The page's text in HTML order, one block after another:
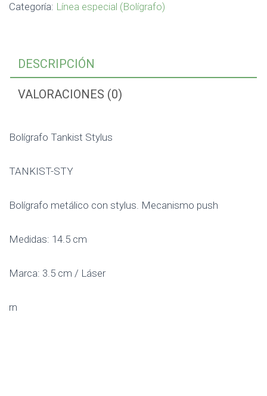
Categoría: Línea especial (Bolígrafo)
DESCRIPCIÓN
VALORACIONES (0)
Bolígrafo Tankist Stylus
TANKIST-STY
Bolígrafo metálico con stylus. Mecanismo push
Medidas: 14.5 cm
Marca: 3.5 cm / Láser
rn